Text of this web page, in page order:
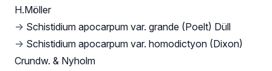
H.Möller
→ Schistidium apocarpum var. grande (Poelt) Düll
→ Schistidium apocarpum var. homodictyon (Dixon)
Crundw. & Nyholm